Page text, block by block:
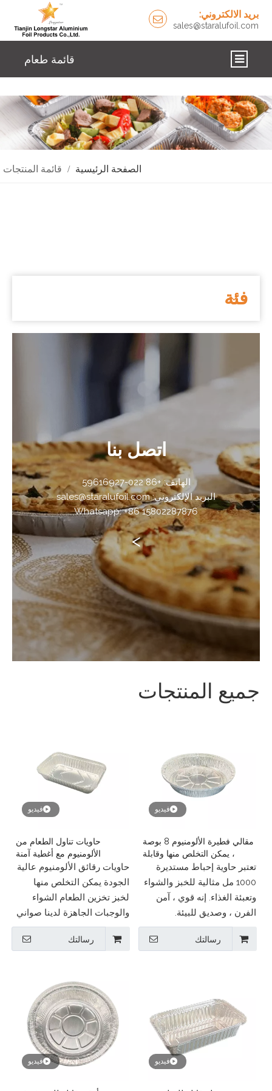
بريد الالكتروني:
sales@staralufoil.com
قائمة طعام
الإخبارية
حلول
معلومات عنا الصفحة الرئيسية / قائمة المنتجات
فئة
اتصل بنا
الهاتف: +86 022-59616927
البريد الإلكتروني: sales@staralufoil.com
Whatsapp: +86 15802287876
>
جميع المنتجات
فيديو
مقالي فطيرة الألومنيوم 8 بوصة
، يمكن التخلص منها وقابلة
لإعادة التدوير
تعتبر حاوية إحباط مستديرة
1000 مل مثالية للخبز والشواء
وتعبئة الغذاء. إنه قوي ، آمن
الفرن ، وصديق للبيئة.
نحن Longstar ، الشركة
المصنعة للحاويات الموثوقة
رسالتك
فيديو
حاويات تناول الطعام من
الألومنيوم مع أغطية آمنة
حاويات رقائق الألومنيوم عالية
الجودة يمكن التخلص منها
لخبز تخزين الطعام الشواء
والوجبات الجاهزة لدينا صواني
رقائق غذائية لدينا هي الفرن
من الفرن آمن آمن للبيئة ودية
دائمة يثق بها المشترين في
جميع أنحاء العالم.
رسالتك
فيديو فيديو